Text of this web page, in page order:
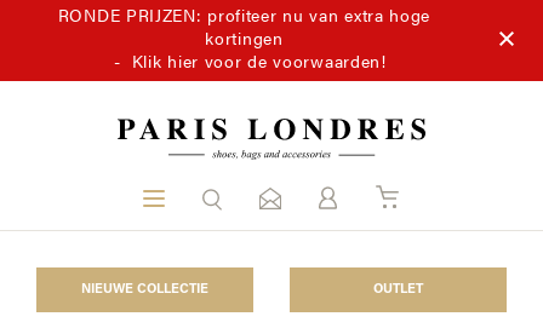
RONDE PRIJZEN: profiteer nu van extra hoge
kortingen
- Klik hier voor de voorwaarden!
NIEUWE COLLECTIE OUTLET